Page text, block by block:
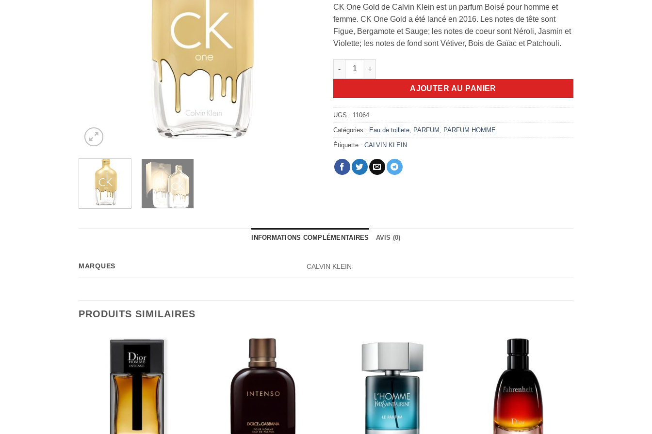
CK One Gold de Calvin Klein est un parfum Boisé pour homme et
femme. CK One Gold a été lancé en 2016. Les notes de tête sont
Figue, Bergamote et Sauge; les notes de coeur sont Néroli, Jasmin et
Violette; les notes de fond sont Vétiver, Bois de Gaïac et Patchouli.
quantité de CK One Gold 100ml edt
AJOUTER AU PANIER
UGS : 11064
Catégories : Eau de toillete, PARFUM , PARFUM HOMME
Étiquette : CALVIN KLEIN
INFORMATIONS COMPLÉMENTAIRES AVIS (0)
MARQUES CALVIN KLEIN
PRODUITS SIMILAIRES